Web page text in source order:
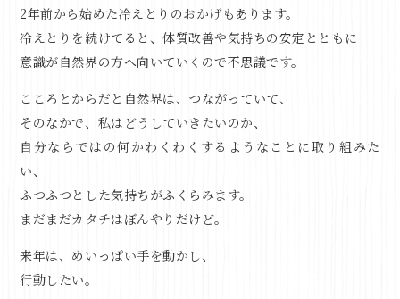
2年前から始めた冷えとりのおかげもあります。
冷えとりを続けてると、体質改善や気持ちの安定とともに
意識が自然界の方へ向いていくので不思議です。
こころとからだと自然界は、つながっていて、
そのなかで、私はどうしていきたいのか、
自分ならではの何かわくわくするようなことに取り組みた
い、
ふつふつとした気持ちがふくらみます。
まだまだカタチはぼんやりだけど。
来年は、めいっぱい手を動かし、
行動したい。